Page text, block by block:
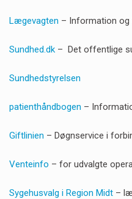
Lægevagten – Information
Sundhed.dk – Det offentlige
Sundhedstyrelsen
patienthåndbogen –
Giftlinien – Døgnservice i
Venteinfo – for udvalgte
Sygehusvalg i Region Midt –